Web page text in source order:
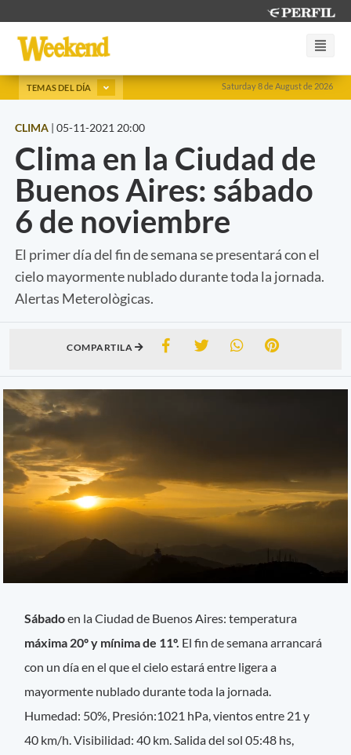
Saturday 8 de August de 2026
TEMAS DEL DÍA
CLIMA | 05-11-2021 20:00
Clima en la Ciudad de
Buenos Aires: sábado
6 de noviembre
El primer día del fin de semana se presentará con el
cielo mayormente nublado durante toda la jornada.
Alertas Meterològicas.
COMPARTILA
Sábadoen la Ciudad de Buenos Aires: temperatura
máxima 20º y mínima de 11º. El fin de semana arrancará
con un día en el que el cielo estará entre ligera a
mayormente nublado durante toda la jornada.
Humedad: 50%, Presión:1021 hPa, vientos entre 21 y
40 km/h. Visibilidad: 40 km. Salida del sol 05:48 hs,